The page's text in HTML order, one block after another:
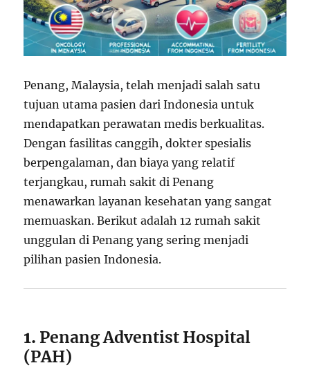
Penang, Malaysia, telah menjadi salah satu
tujuan utama pasien dari Indonesia untuk
mendapatkan perawatan medis berkualitas.
Dengan fasilitas canggih, dokter spesialis
berpengalaman, dan biaya yang relatif
terjangkau, rumah sakit di Penang
menawarkan layanan kesehatan yang sangat
memuaskan. Berikut adalah 12 rumah sakit
unggulan di Penang yang sering menjadi
pilihan pasien Indonesia.
1. Penang Adventist Hospital
(PAH)